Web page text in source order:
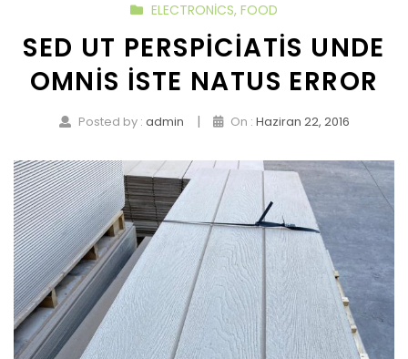
ELECTRONICS, FOOD
SED UT PERSPICIATIS UNDE
OMNIS ISTE NATUS ERROR
Posted by : admin | On : Haziran 22, 2016